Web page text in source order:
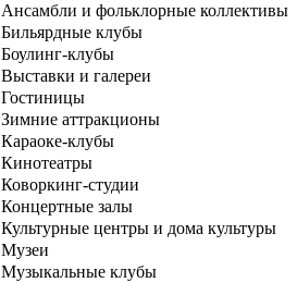
Ансамбли и фольклорные коллективы
Бильярдные клубы
Боулинг-клубы
Выставки и галереи
Гостиницы
Зимние аттракционы
Караоке-клубы
Кинотеатры
Коворкинг-студии
Концертные залы
Культурные центры и дома культуры
Музеи
Музыкальные клубы